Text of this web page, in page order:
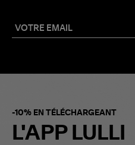
-10% EN TÉLÉCHARGEANT
L'APP LULLI